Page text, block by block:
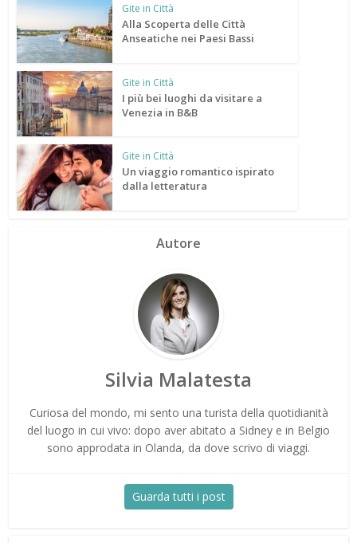
Gite in Città
Alla Scoperta delle Città
Anseatiche nei Paesi Bassi
Gite in Città
I più bei luoghi da visitare a
Venezia in B&B
Gite in Città
Un viaggio romantico ispirato
dalla letteratura
Autore
Silvia Malatesta
Curiosa del mondo, mi sento una turista della quotidianità
del luogo in cui vivo: dopo aver abitato a Sidney e in Belgio
sono approdata in Olanda, da dove scrivo di viaggi.
Guarda tutti i post